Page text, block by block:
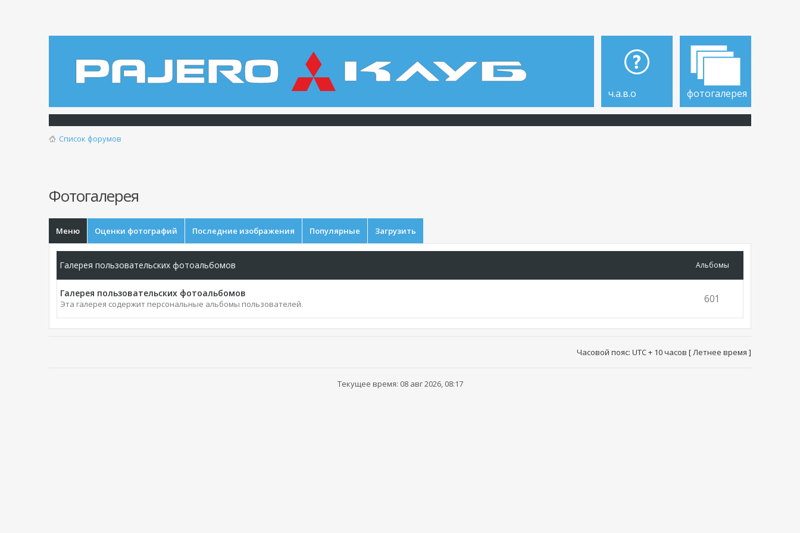
ч.а.в.о фотогалерея
Список форумов
Фотогалерея
Меню Оценки фотографий Последние изображения Популярные Загрузить
Галерея пользовательских фотоальбомов Альбомы
Галерея пользовательских фотоальбомов
Эта галерея содержит персональные альбомы пользователей. 601
Часовой пояс: UTC + 10 часов [ Летнее время ]
Текущее время: 08 авг 2026, 08:17